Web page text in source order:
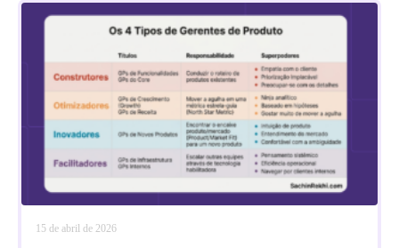
15 de abril de 2026